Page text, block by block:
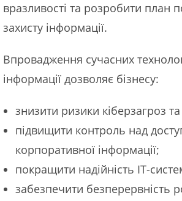
вразливості та розробити план
захисту інформації.
Впровадження сучасних
інформації дозволяє бізнесу:
знизити ризики кіберзагроз
підвищити контроль над
корпоративної інформації;
покращити надійність ІТ-
забезпечити безперервність